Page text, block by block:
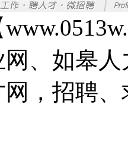
网、如皋
，招聘